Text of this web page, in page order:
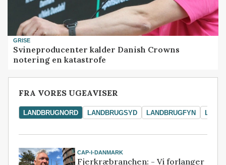
GRISE
Svineproducenter kalder Danish Crowns
notering en katastrofe
FRA VORES UGEAVISER
LANDBRUGNORD LANDBRUGSYD LANDBRUGFYN
CAP-I-DANMARK
Fjerkræbranchen: - Vi forlanger